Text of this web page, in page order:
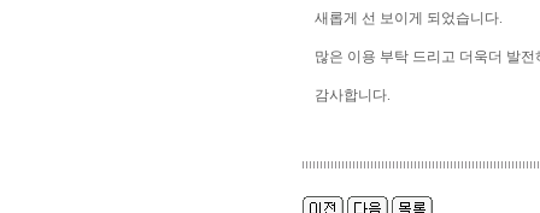
새롭게 선 보이게 되었습니다.
많은 이용 부탁 드리고 더욱더 발
감사합니다.